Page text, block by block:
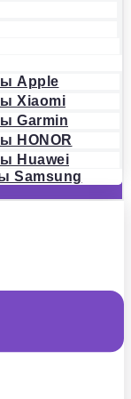
Apple
Xiaomi
Garmin
HONOR
Huawei
Samsung